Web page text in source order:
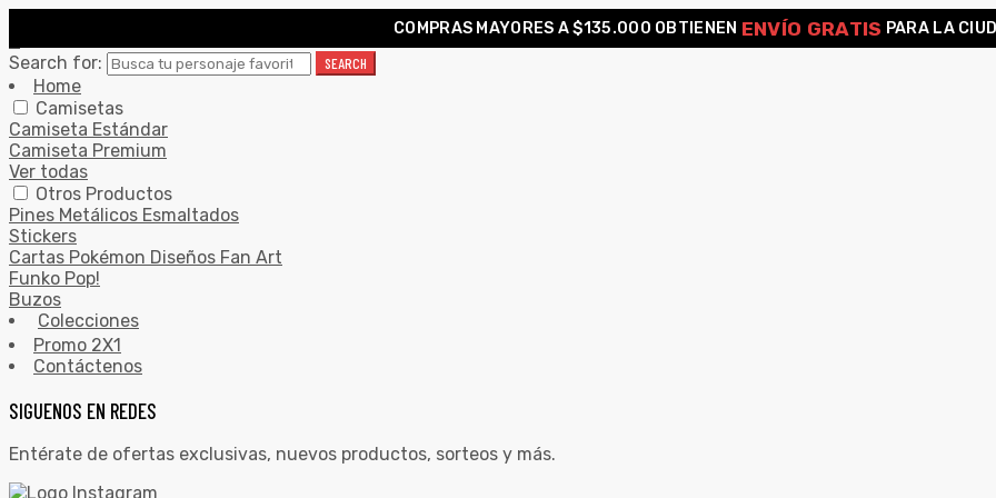
COMPRAS MAYORES A $135.000 OBTIENEN ENVÍO GRATIS PARA LA
Search for:
SEARCH
Home
Camisetas
Camiseta Estándar
Camiseta Premium
Ver todas
Otros Productos
Pines Metálicos Esmaltados
Stickers
Cartas Pokémon Diseños Fan Art
Funko Pop!
Buzos
Colecciones
Promo 2X1
Contáctenos
SIGUENOS EN REDES
Entérate de ofertas exclusivas, nuevos productos, sorteos y más.